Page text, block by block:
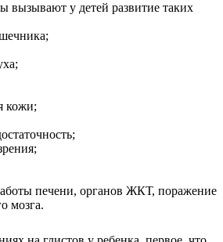
вызывают у детей развитие таких
кожи;
печени, органов ЖКТ, поражение
мозга.